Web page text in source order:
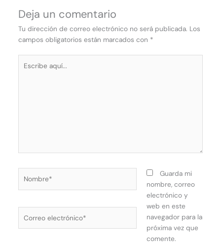
Deja un comentario
Tu dirección de correo electrónico no será publicada. Los
campos obligatorios están marcados con *
aquí...
electrónico*
Guarda mi
nombre, correo
electrónico y
web en este
navegador para la
próxima vez que
comente.